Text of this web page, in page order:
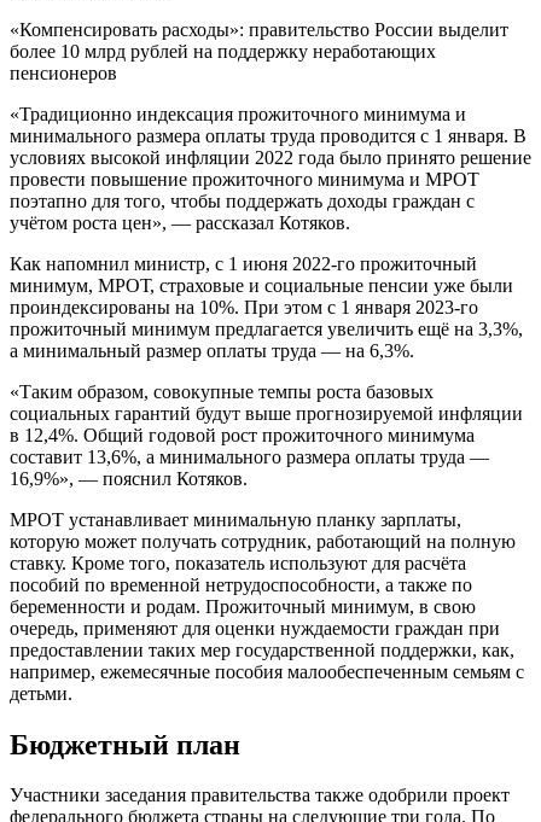
«Компенсировать расходы»: правительство России выделит
более 10 млрд рублей на поддержку неработающих
пенсионеров
«Традиционно индексация прожиточного минимума и
минимального размера оплаты труда проводится с 1 января. В
условиях высокой инфляции 2022 года было принято решение
провести повышение прожиточного минимума и МРОТ
поэтапно для того, чтобы поддержать доходы граждан с
учётом роста цен», — рассказал Котяков.
Как напомнил министр, с 1 июня 2022-го прожиточный
минимум, МРОТ, страховые и социальные пенсии уже были
проиндексированы на 10%. При этом с 1 января 2023-го
прожиточный минимум предлагается увеличить ещё на 3,3%,
а минимальный размер оплаты труда — на 6,3%.
«Таким образом, совокупные темпы роста базовых
социальных гарантий будут выше прогнозируемой инфляции
в 12,4%. Общий годовой рост прожиточного минимума
составит 13,6%, а минимального размера оплаты труда —
16,9%», — пояснил Котяков.
МРОТ устанавливает минимальную планку зарплаты,
которую может получать сотрудник, работающий на полную
ставку. Кроме того, показатель используют для расчёта
пособий по временной нетрудоспособности, а также по
беременности и родам. Прожиточный минимум, в свою
очередь, применяют для оценки нуждаемости граждан при
предоставлении таких мер государственной поддержки, как,
например, ежемесячные пособия малообеспеченным семьям с
детьми.
Бюджетный план
Участники заседания правительства также одобрили проект
федерального бюджета страны на следующие три года. По